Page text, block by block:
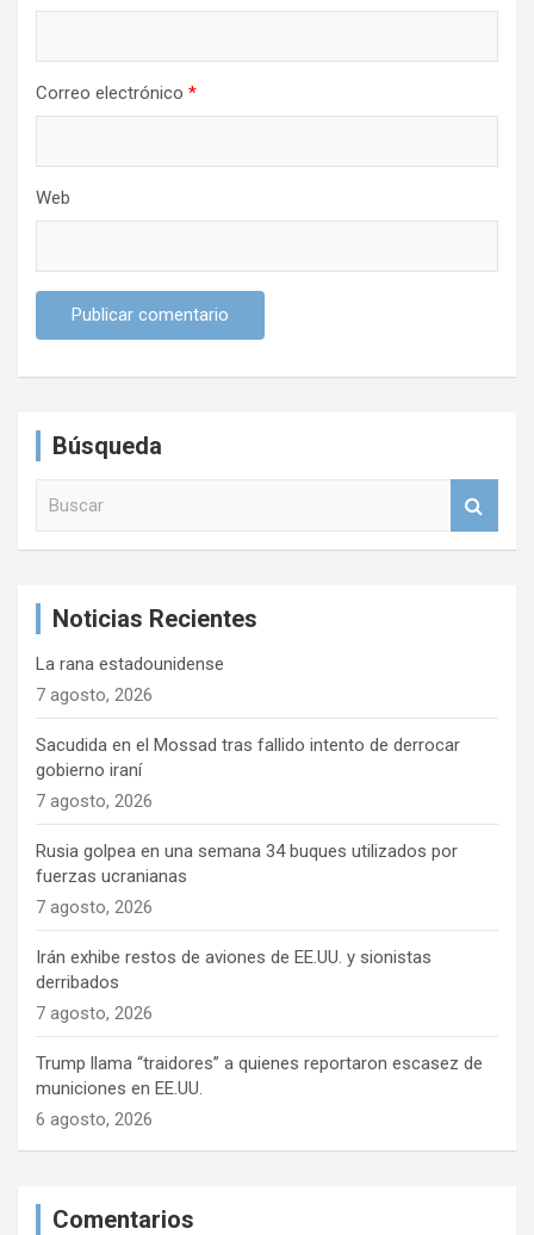
Correo electrónico *
Web
Búsqueda
Noticias Recientes
La rana estadounidense
7 agosto, 2026
Sacudida en el Mossad tras fallido intento de derrocar
gobierno iraní
7 agosto, 2026
Rusia golpea en una semana 34 buques utilizados por
fuerzas ucranianas
7 agosto, 2026
Irán exhibe restos de aviones de EE.UU. y sionistas
derribados
7 agosto, 2026
Trump llama “traidores” a quienes reportaron escasez de
municiones en EE.UU.
6 agosto, 2026
Comentarios